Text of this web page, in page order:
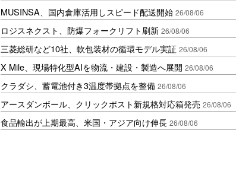
MUSINSA、国内倉庫活用しスピード配送開始 26/08/06
ロジスネクスト、防爆フォークリフト刷新 26/08/06
三菱総研など10社、軟包装材の循環モデル実証 26/08/06
X Mile、現場特化型AIを物流・建設・製造へ展開 26/08/06
クラダシ、蓄電池付き3温度帯拠点を整備 26/08/06
アースダンボール、クリックポスト新規格対応箱発売 26/08/06
食品輸出が上期最高、米国・アジア向け伸長 26/08/06